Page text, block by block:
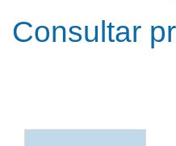
Consultar